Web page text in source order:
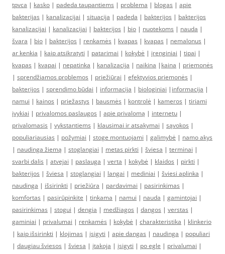
tpvca | kasko | padeda taupantiems | problema | blogas | apie
bakterijas | kanalizacijai | situacija | padeda | bakterijos | bakterijos
kanalizacijai | kanalizacijai | bakterijos | bio | nuotekoms | nauda |
švara | bio | bakterijos | renkamės | kvapas | kvapas | nemalonus |
ar kenkia | kaip atsikratyti | patarimai | kokybė | įrenginiai | tipai |
kvapas | kvapai | nepatinka | kanalizacija | naikina | kaina | priemonės
| sprendžiamos problemos | priežiūrai | efektyvios priemonės |
bakterijos | sprendimo būdai | informacija | biologiniai | informacija |
namui | kainos | priežastys | bausmės | kontrolė | kameros | tiriami
įvykiai | privalomos paslaugos | apie privalomą | internetu |
privalomasis | vykstantiems | klausimai ir atsakymai | sąvokos |
populiariausias | požymiai | stoge montuojami | galimybė | namo akys
| naudinga žiemą | stoglangiai | metas pirkti | šviesa | terminai |
svarbi dalis | atvejai | paslauga | verta | kokybė | klaidos | pirkti |
bakterijos | šviesa | stoglangiai | langai | mediniai | šviesi aplinka |
naudinga | išsirinkti | priežiūra | pardavimai | pasirinkimas |
komfortas | pasirūpinkite | tinkama | namui | nauda | gamintojai |
pasirinkimas | stogui | dengia | medžiagos | dangos | verstas |
gaminiai | privalumai | renkamės | kokybė | charakteristika | klinkerio
| kaip išsirinkti | klojimas | įsigyti | apie dangas | naudinga | populiari
| daugiau šviesos | šviesa | įtakoja | įsigyti | po egle | privalumai |